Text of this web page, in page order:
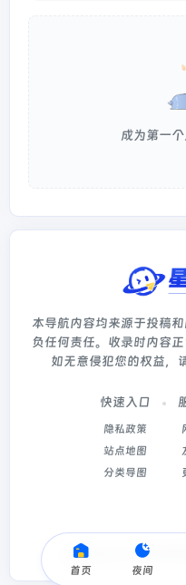
成为第一个
首页 夜间
本导航内容均来源于投稿
负任何责任。收录时内容
如无意侵犯您的权益，
快速入口
隐私政策
站点地图
分类导图
Copyright © 2026 星书